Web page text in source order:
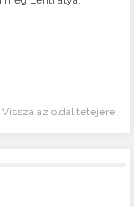
Vissza az oldal tetejére